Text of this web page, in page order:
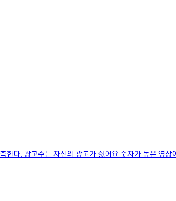
다. 광고주는 자신의 광고가 싫어요 숫자가 높은 영상